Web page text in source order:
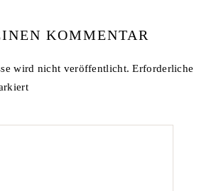
KOMMENTAR
wird nicht veröffentlicht. Erforderliche